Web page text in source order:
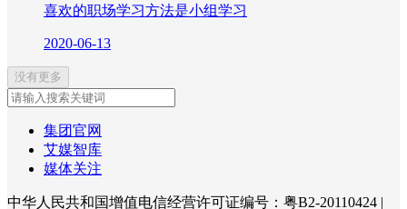
喜欢的职场学习方法是小组学习
2020-06-13
没有更多
集团官网
艾媒智库
媒体关注
中华人民共和国增值电信经营许可证编号：粤B2-20110424 |